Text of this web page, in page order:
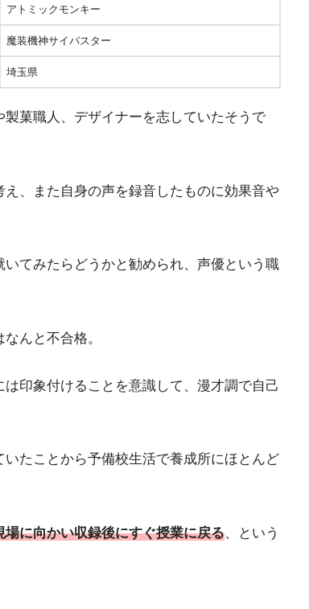
アトミックモンキー
魔装機神サイバスター
埼玉県
菓職人、デザイナーを志していたそうで
、また自身の声を録音したものに効果音や
てみたらどうかと勧められ、声優という職
んと不合格。
印象付けることを意識して、漫才調で自己
たことから予備校生活で養成所にほとんど
に向かい収録後にすぐ授業に戻る、という